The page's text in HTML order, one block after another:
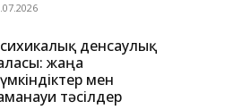
денсаулық
жаңа
мен
тәсілдер